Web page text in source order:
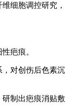
细胞调控研究，
疤痕。
对创伤后色素沉
制出疤痕消贴敷